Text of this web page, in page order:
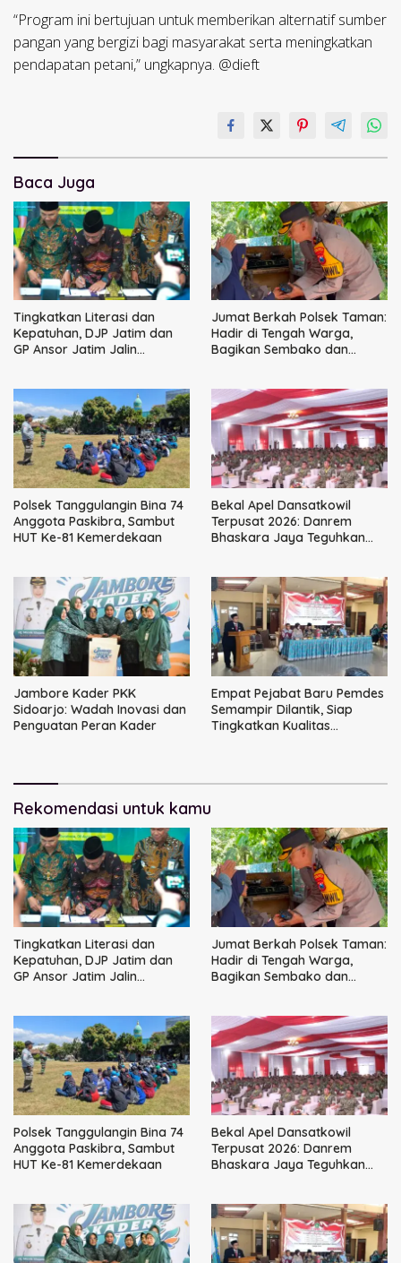
“Program ini bertujuan untuk memberikan alternatif sumber
pangan yang bergizi bagi masyarakat serta meningkatkan
pendapatan petani,” ungkapnya. @dieft
Baca Juga
Tingkatkan Literasi dan
Kepatuhan, DJP Jatim dan
GP Ansor Jatim Jalin
Jumat Berkah Polsek Taman:
Hadir di Tengah Warga,
Bagikan Sembako dan
Polsek Tanggulangin Bina 74
Anggota Paskibra, Sambut
HUT Ke-81 Kemerdekaan
Bekal Apel Dansatkowil
Terpusat 2026: Danrem
Bhaskara Jaya Teguhkan
Jambore Kader PKK
Sidoarjo: Wadah Inovasi dan
Penguatan Peran Kader
Empat Pejabat Baru Pemdes
Semampir Dilantik, Siap
Tingkatkan Kualitas
Rekomendasi untuk kamu
Tingkatkan Literasi dan
Kepatuhan, DJP Jatim dan
GP Ansor Jatim Jalin
Jumat Berkah Polsek Taman:
Hadir di Tengah Warga,
Bagikan Sembako dan
Polsek Tanggulangin Bina 74
Anggota Paskibra, Sambut
HUT Ke-81 Kemerdekaan
Bekal Apel Dansatkowil
Terpusat 2026: Danrem
Bhaskara Jaya Teguhkan